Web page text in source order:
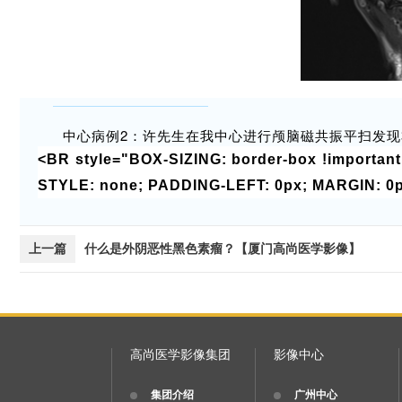
中心病例2：许先生在我中心进行颅脑磁共振平扫发
<BR style="BOX-SIZING: border-box
STYLE: none; PADDING-LEFT: 0px; MARGIN:
上一篇 什么是外阴恶性黑色素瘤？【厦门高尚医学影像】
高尚医学影像集团
集团介绍
影像中心
广州中心